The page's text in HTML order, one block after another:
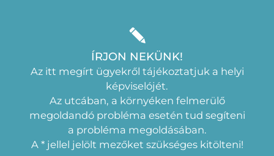
ÍRJON NEKÜNK!
Az itt megírt ügyekről tájékoztatjuk a helyi
képviselójét.
Az utcában, a környéken felmerülő
megoldandó probléma esetén tud segíteni
a probléma megoldásában.
A * jellel jelölt mezőket szükséges kitölteni!